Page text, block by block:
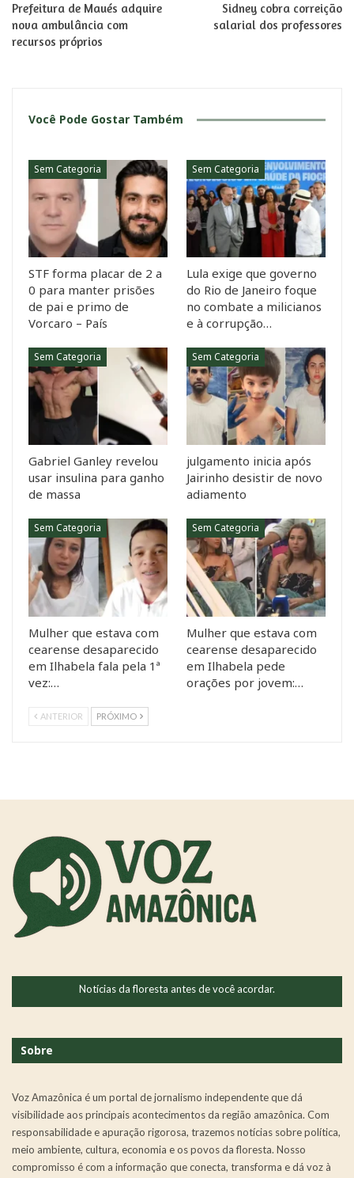
Prefeitura de Maués adquire
nova ambulância com
recursos próprios
Sidney cobra correição
salarial dos professores
Você Pode Gostar Também
Sem Categoria
STF forma placar de 2 a
0 para manter prisões
de pai e primo de
Vorcaro – País
Sem Categoria
Lula exige que governo
do Rio de Janeiro foque
no combate a milicianos
e à corrupção…
Sem Categoria
Gabriel Ganley revelou
usar insulina para ganho
de massa
Sem Categoria
julgamento inicia após
Jairinho desistir de novo
adiamento
Sem Categoria
Mulher que estava com
cearense desaparecido
em Ilhabela fala pela 1ª
vez:…
Sem Categoria
Mulher que estava com
cearense desaparecido
em Ilhabela pede
orações por jovem:…
ANTERIOR PRÓXIMO
Notícias da floresta antes de você acordar.
Sobre
Voz Amazônica é um portal de jornalismo independente que dá
visibilidade aos principais acontecimentos da região amazônica. Com
responsabilidade e apuração rigorosa, trazemos notícias sobre política,
meio ambiente, cultura, economia e os povos da floresta. Nosso
compromisso é com a informação que conecta, transforma e dá voz à